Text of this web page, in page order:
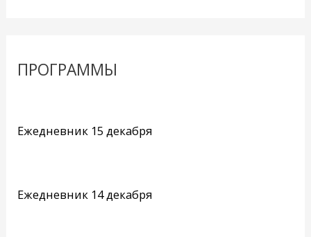
ПРОГРАММЫ
Ежедневник 15 декабря
Ежедневник 14 декабря